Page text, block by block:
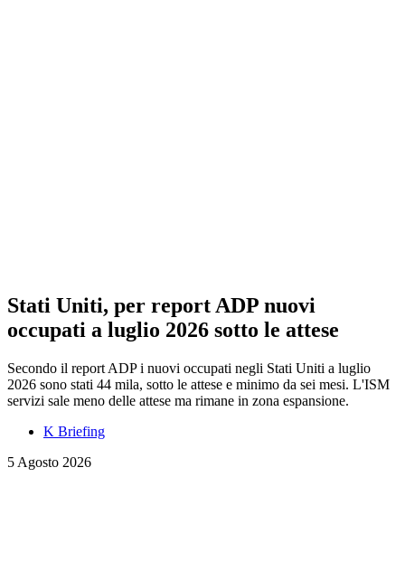
Stati Uniti, per report ADP nuovi
occupati a luglio 2026 sotto le attese
Secondo il report ADP i nuovi occupati negli Stati Uniti a luglio
2026 sono stati 44 mila, sotto le attese e minimo da sei mesi. L'ISM
servizi sale meno delle attese ma rimane in zona espansione.
K Briefing
5 Agosto 2026